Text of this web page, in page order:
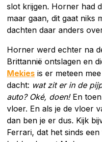
slot krijgen. Horner had
maar gaan, dit gaat niks
dachten daar anders
Horner werd echter na
Brittannië ontslagen en
Mekies is er meteen
dacht: wat zit er in de
auto? Oké, doen!En
vloer. En als je de vloer
dan ben je er dus. Kijk
Ferrari, dat het sinds